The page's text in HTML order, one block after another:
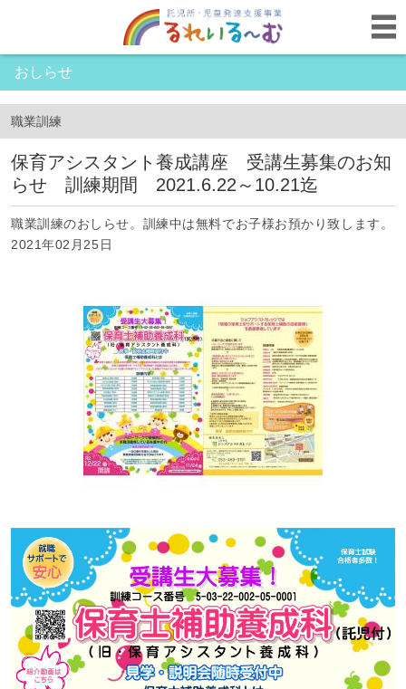
おしらせ
職業訓練
保育アシスタント養成講座 受講生募集のお知
らせ 訓練期間 2021.6.22～10.21迄
職業訓練のおしらせ。訓練中は無料でお子様お預かり致します。
2021年02月25日